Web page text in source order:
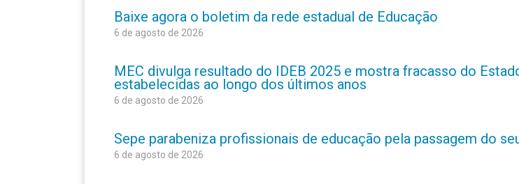
Baixe agora o boletim da rede estadual de Educação
6 de agosto de 2026
MEC divulga resultado do IDEB 2025 e mostra fracasso do
estabelecidas ao longo dos últimos anos
6 de agosto de 2026
Sepe parabeniza profissionais de educação pela passagem do
6 de agosto de 2026